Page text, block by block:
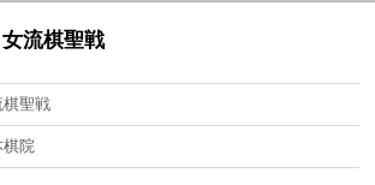
流棋聖戦
棋聖戦
棋院